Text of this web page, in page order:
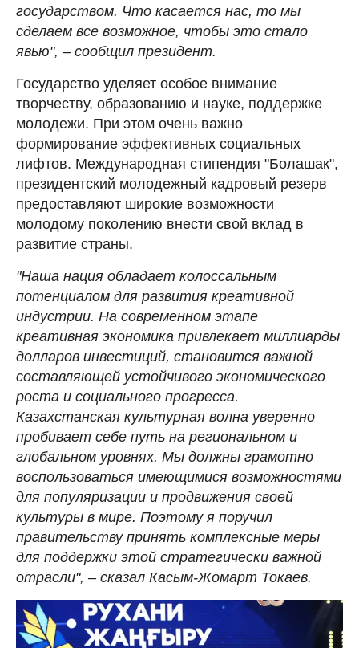
государством. Что касается нас, то мы
сделаем все возможное, чтобы это стало
явью", – сообщил президент.
Государство уделяет особое внимание
творчеству, образованию и науке, поддержке
молодежи. При этом очень важно
формирование эффективных социальных
лифтов. Международная стипендия "Болашак",
президентский молодежный кадровый резерв
предоставляют широкие возможности
молодому поколению внести свой вклад в
развитие страны.
"Наша нация обладает колоссальным
потенциалом для развития креативной
индустрии. На современном этапе
креативная экономика привлекает миллиарды
долларов инвестиций, становится важной
составляющей устойчивого экономического
роста и социального прогресса.
Казахстанская культурная волна уверенно
пробивает себе путь на региональном и
глобальном уровнях. Мы должны грамотно
воспользоваться имеющимися возможностями
для популяризации и продвижения своей
культуры в мире. Поэтому я поручил
правительству принять комплексные меры
для поддержки этой стратегически важной
отрасли", – сказал Касым-Жомарт Токаев.